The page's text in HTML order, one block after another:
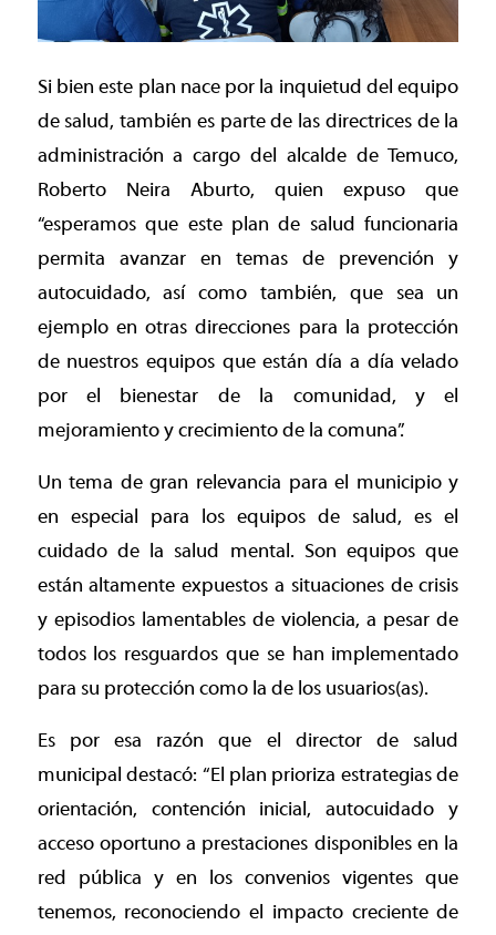
Si bien este plan nace por la inquietud del equipo
de salud, también es parte de las directrices de la
administración a cargo del alcalde de Temuco,
Roberto Neira Aburto, quien expuso que
“esperamos que este plan de salud funcionaria
permita avanzar en temas de prevención y
autocuidado, así como también, que sea un
ejemplo en otras direcciones para la protección
de nuestros equipos que están día a día velado
por el bienestar de la comunidad, y el
mejoramiento y crecimiento de la comuna”.
Un tema de gran relevancia para el municipio y
en especial para los equipos de salud, es el
cuidado de la salud mental. Son equipos que
están altamente expuestos a situaciones de crisis
y episodios lamentables de violencia, a pesar de
todos los resguardos que se han implementado
para su protección como la de los usuarios(as).
Es por esa razón que el director de salud
municipal destacó: “El plan prioriza estrategias de
orientación, contención inicial, autocuidado y
acceso oportuno a prestaciones disponibles en la
red pública y en los convenios vigentes que
tenemos, reconociendo el impacto creciente de